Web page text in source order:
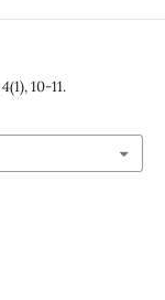
4(1), 10-11.